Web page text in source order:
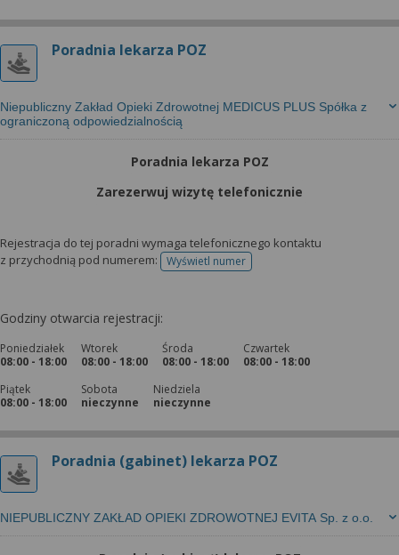
Poradnia lekarza POZ
Niepubliczny Zakład Opieki Zdrowotnej MEDICUS PLUS Spółka z
ograniczoną odpowiedzialnością
Poradnia lekarza POZ
Zarezerwuj wizytę telefonicznie
Rejestracja do tej poradni wymaga telefonicznego kontaktu
z przychodnią pod numerem:
Wyświetl numertelefonu do rejestracji
Godziny otwarcia rejestracji:
Poniedziałek
08:00 - 18:00
Wtorek
08:00 - 18:00
Środa
08:00 - 18:00
Czwartek
08:00 - 18:00
Piątek
08:00 - 18:00
Sobota
nieczynne
Niedziela
nieczynne
Poradnia (gabinet) lekarza POZ
NIEPUBLICZNY ZAKŁAD OPIEKI ZDROWOTNEJ EVITA Sp. z o.o.